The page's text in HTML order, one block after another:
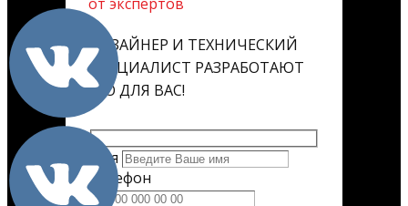
ДИЗАЙНЕР И ТЕХНИЧЕСКИЙ
СПЕЦИАЛИСТ РАЗРАБОТАЮТ
ЕГО ДЛЯ ВАС!
Имя
Телефон